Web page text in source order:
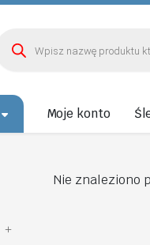
produktów
Moje konto
Nie znaleziono